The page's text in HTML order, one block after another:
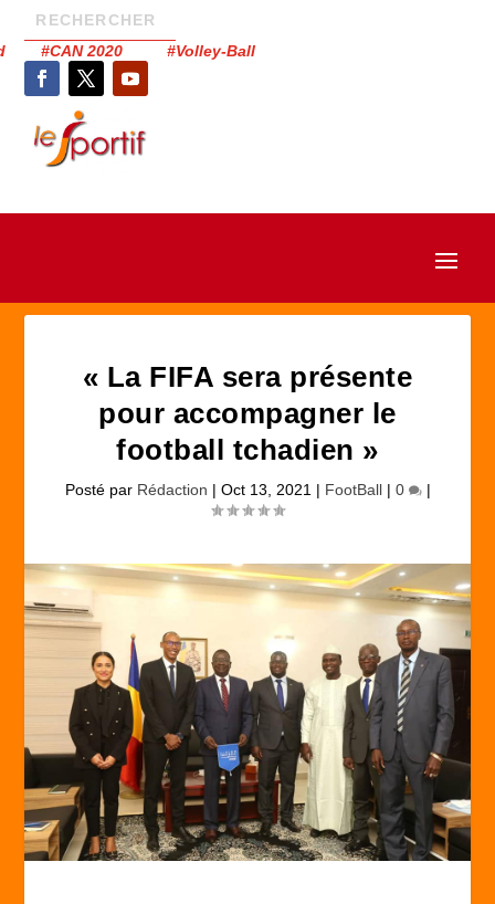
#CAN 2020 #Volley-Ball
« La FIFA sera présente
pour accompagner le
football tchadien »
Posté par Rédaction | Oct 13, 2021 | FootBall| 0 |